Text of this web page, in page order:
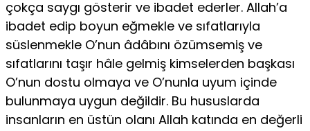
çokça saygı gösterir ve ibadet ederler. Allah’a
ibadet edip boyun eğmekle ve sıfatlarıyla
süslenmekle O’nun âdâbını özümsemiş ve
sıfatlarını taşır hâle gelmiş kimselerden başkası
O’nun dostu olmaya ve O’nunla uyum içinde
bulunmaya uygun değildir. Bu hususlarda
insanların en üstün olanı Allah katında en değerli